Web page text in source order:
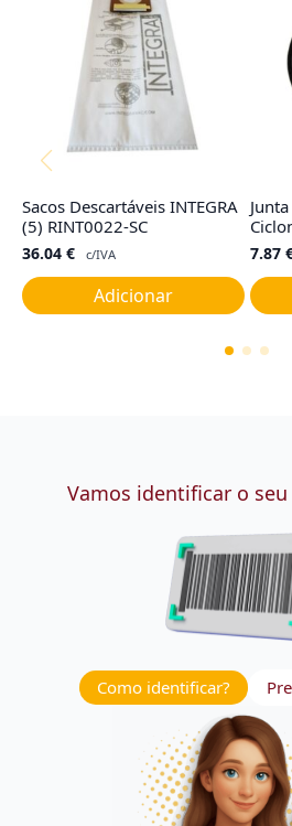
Sacos Descartáveis INTEGRA
(5) RINT0022-SC
36.04 € c/IVA
Adicionar
7.87
Vamos identificar o
Como identificar?